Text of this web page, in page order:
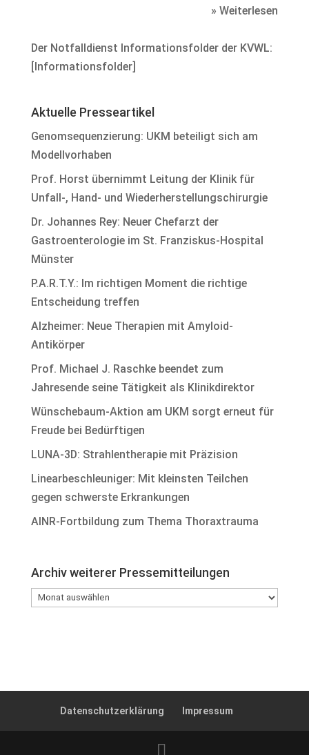
» Weiterlesen
Der Notfalldienst Informationsfolder der KVWL:
[Informationsfolder]
Aktuelle Presseartikel
Genomsequenzierung: UKM beteiligt sich am
Modellvorhaben
Prof. Horst übernimmt Leitung der Klinik für
Unfall-, Hand- und Wiederherstellungschirurgie
Dr. Johannes Rey: Neuer Chefarzt der
Gastroenterologie im St. Franziskus-Hospital
Münster
P.A.R.T.Y.: Im richtigen Moment die richtige
Entscheidung treffen
Alzheimer: Neue Therapien mit Amyloid-
Antikörper
Prof. Michael J. Raschke beendet zum
Jahresende seine Tätigkeit als Klinikdirektor
Wünschebaum-Aktion am UKM sorgt erneut für
Freude bei Bedürftigen
LUNA-3D: Strahlentherapie mit Präzision
Linearbeschleuniger: Mit kleinsten Teilchen
gegen schwerste Erkrankungen
AINR-Fortbildung zum Thema Thoraxtrauma
Archiv weiterer Pressemitteilungen
Archiv
Datenschutzerklärung Impressum